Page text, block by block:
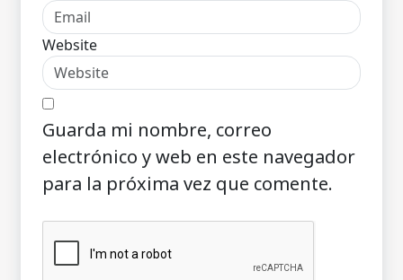
Website
Guarda mi nombre, correo
electrónico y web en este navegador
para la próxima vez que comente.